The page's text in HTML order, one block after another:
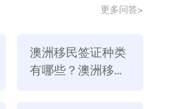
更多问答>
澳洲移民签证种类
有哪些？澳洲移民